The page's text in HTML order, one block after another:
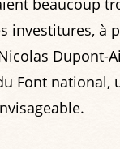
beaucoup
investitures, à
Dupont-
Font national,